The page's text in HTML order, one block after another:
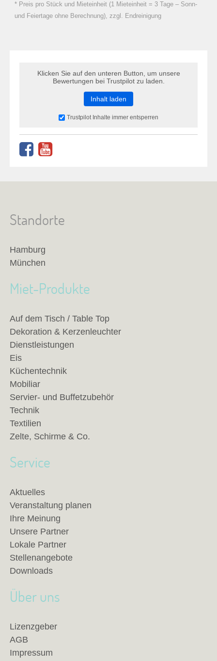
zu Warenkorb hinzugefügt.
* Preis pro Stück und Mieteinheit (1 Mieteinheit = 3 Tage – Sonn-
und Feiertage ohne Berechnung), zzgl. Endreinigung
Klicken Sie auf den unteren Button, um unsere
Bewertungen bei Trustpilot zu laden.
Inhalt laden
Trustpilot Inhalte immer entsperren
Standorte
Hamburg
München
Miet-Produkte
Auf dem Tisch / Table Top
Dekoration & Kerzenleuchter
Dienstleistungen
Eis
Küchentechnik
Mobiliar
Servier- und Buffetzubehör
Technik
Textilien
Zelte, Schirme & Co.
Service
Aktuelles
Veranstaltung planen
Ihre Meinung
Unsere Partner
Lokale Partner
Stellenangebote
Downloads
Über uns
Lizenzgeber
AGB
Impressum